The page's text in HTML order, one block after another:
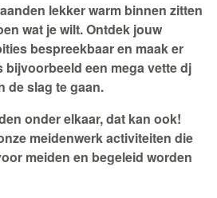
lekker warm binnen zitten
wat je wilt. Ontdek jouw
bespreekbaar en maak er
bijvoorbeeld een mega vette dj
de slag te gaan.
onder elkaar, dat kan ook!
meidenwerk activiteiten die
meiden en begeleid worden